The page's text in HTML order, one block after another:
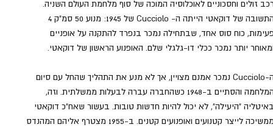
זולים וחסכוניים לאוכלוסיה המוכה של סוף מלחמת העולם השניה.
כוח סוס אחד, שבתחילה נמכר בנפרד להתקנה על אופניים
יותר נמכר ככלי דו-גלגלי שלם. האופנוע הראשון של דוקאטי.
ה-Cucciolo נמכר אמנם מצויין, אך לא מנע את התהליך שהחל עם סיום
המלחמה והסתיים ב-1948 כשהחברה עברה לבעלות ממשלתית. וזה,
"היעילה", לא יכול להיות חדשות טובות. בעשור שאח"כ דוקאטי
ממשיכה לייצר קטנועים ואופנועים קטנים. ב-1955 מצטרף אליהם המהנדס